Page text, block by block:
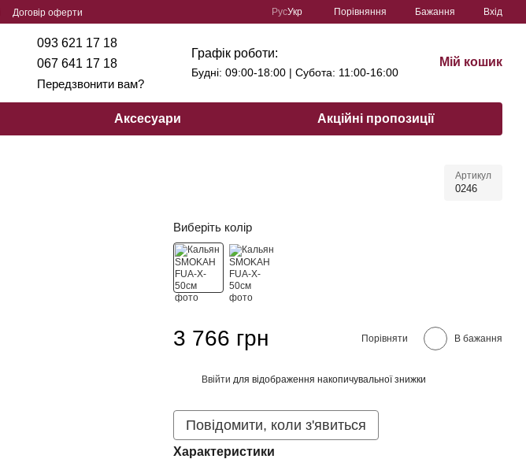
Договір оферти
РусУкр Порівняння Бажання Вхід
093 621 17 18
067 641 17 18
Передзвонити вам?
Графік роботи:
Будні: 09:00-18:00 | Субота: 11:00-16:00
Мій кошик
Аксесуари Акційні пропозиції
Артикул
0246
Виберіть колір
3 766 грн Порівняти В бажання
Ввійти для відображення накопичувальної знижки
Повідомити, коли з'явиться
Характеристики